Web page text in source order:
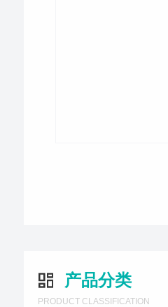
产品分类
PRODUCT CLASSIFICATION